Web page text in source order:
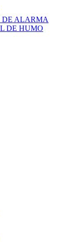
DE ALARMA
DE HUMO